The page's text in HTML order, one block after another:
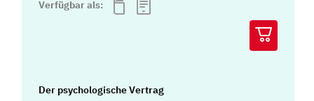
Verfügbar als:
Der psychologische Vertrag